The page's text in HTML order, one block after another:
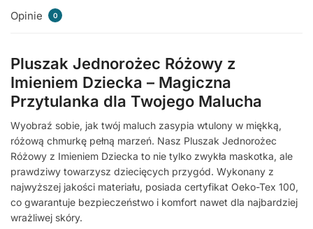
Opinie 0
Pluszak Jednorożec Różowy z
Imieniem Dziecka – Magiczna
Przytulanka dla Twojego Malucha
Wyobraź sobie, jak twój maluch zasypia wtulony w miękką,
różową chmurkę pełną marzeń. Nasz Pluszak Jednorożec
Różowy z Imieniem Dziecka to nie tylko zwykła maskotka, ale
prawdziwy towarzysz dziecięcych przygód. Wykonany z
najwyższej jakości materiału, posiada certyfikat Oeko-Tex 100,
co gwarantuje bezpieczeństwo i komfort nawet dla najbardziej
wrażliwej skóry.